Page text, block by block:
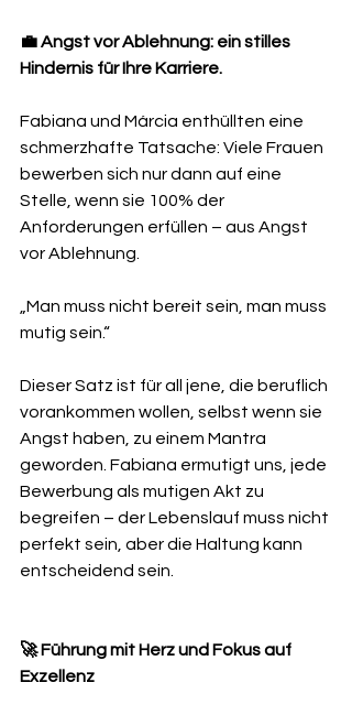
💼 Angst vor Ablehnung: ein stilles
Hindernis für Ihre Karriere.
Fabiana und Márcia enthüllten eine
schmerzhafte Tatsache: Viele Frauen
bewerben sich nur dann auf eine
Stelle, wenn sie 100% der
Anforderungen erfüllen – aus Angst
vor Ablehnung.
„Man muss nicht bereit sein, man muss
mutig sein.“
Dieser Satz ist für all jene, die beruflich
vorankommen wollen, selbst wenn sie
Angst haben, zu einem Mantra
geworden. Fabiana ermutigt uns, jede
Bewerbung als mutigen Akt zu
begreifen – der Lebenslauf muss nicht
perfekt sein, aber die Haltung kann
entscheidend sein.
🚀 Führung mit Herz und Fokus auf
Exzellenz